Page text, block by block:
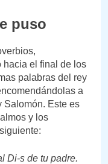
puso
hacia el final de los
palabras del rey
a
Salomón. Este es
y los
Di-s de tu padre.